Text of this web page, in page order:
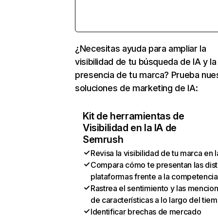
¿Necesitas ayuda para ampliar la
visibilidad de tu búsqueda de IA y la
presencia de tu marca? Prueba
soluciones de marketing de IA:
Kit de herramientas de
Visibilidad en la IA de
Semrush
Revisa la visibilidad de tu marca en
Compara cómo te presentan las
plataformas frente a la competencia
Rastrea el sentimiento y las
de características a lo largo del
Identificar brechas de mercado